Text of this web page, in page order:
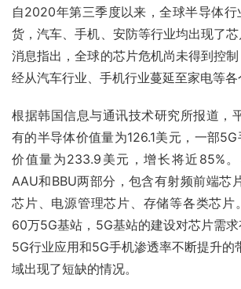
自2020年第三季度以来，全球半导体
货，汽车、手机、安防等行业均出现了
消息指出，全球的芯片危机尚未得到控
经从汽车行业、手机行业蔓延至家电等各
根据韩国信息与通讯技术研究所报道，
有的半导体价值量为126.1美元，一部
价值量为233.9美元，增长将近85%
AAU和BBU两部分，包含有射频前端芯
芯片、电源管理芯片、存储等各类芯片
60万5G基站，5G基站的建设对芯片需
5G行业应用和5G手机渗透率不断提升的
域出现了短缺的情况。